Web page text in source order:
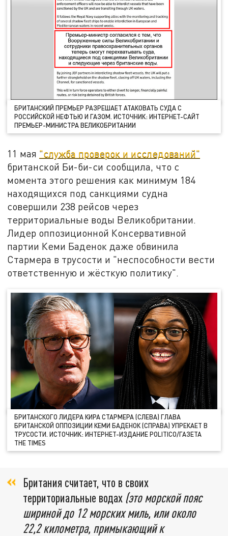
БРИТАНСКИЙ ПРЕМЬЕР РАЗРЕШАЕТ АТАКОВАТЬ СУДА С
РОССИЙСКОЙ НЕФТЬЮ И ГАЗОМ. ИСТОЧНИК: ИНТЕРНЕТ-САЙТ
ПРЕМЬЕР-МИНИСТРА ВЕЛИКОБРИТАНИИ
11 мая "служба проверок и исследований"
британской Би-би-си сообщила, что с
момента этого решения как минимум 184
находящихся под санкциями судна
совершили 238 рейсов через
территориальные воды Великобритании.
Лидер оппозиционной Консервативной
партии Кеми Баденок даже обвинила
Стармера в трусости и "неспособности вести
ответственную и жёсткую политику".
БРИТАНСКОГО ЛИДЕРА КИРА СТАРМЕРА (СЛЕВА) ГЛАВА
БРИТАНСКОЙ ОППОЗИЦИИ КЕМИ БАДЕНОК (СПРАВА) УПРЕКАЕТ В
ТРУСОСТИ. ИСТОЧНИК: ИНТЕРНЕТ-ИЗДАНИЕ POLITICO/ГАЗЕТА
THE TIMES
Британия считает, что в своих
территориальные водах (это морской пояс
шириной до 12 морских миль, или около
22,2 километра, примыкающий к